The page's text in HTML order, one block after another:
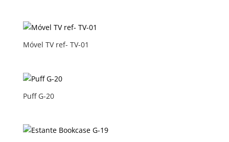
Móvel TV ref- TV-01
Puff G-20